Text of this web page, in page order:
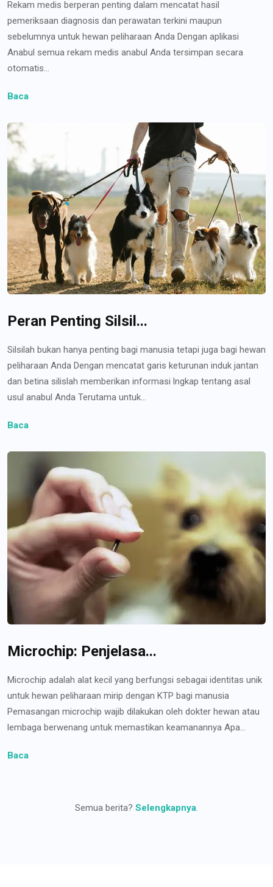
Rekam medis berperan penting dalam mencatat hasil
pemeriksaan diagnosis dan perawatan terkini maupun
sebelumnya untuk hewan peliharaan Anda Dengan aplikasi
Anabul semua rekam medis anabul Anda tersimpan secara
otomatis...
Baca
Peran Penting Silsil...
Silsilah bukan hanya penting bagi manusia tetapi juga bagi hewan
peliharaan Anda Dengan mencatat garis keturunan induk jantan
dan betina silislah memberikan informasi lngkap tentang asal
usul anabul Anda Terutama untuk...
Baca
Microchip: Penjelasa...
Microchip adalah alat kecil yang berfungsi sebagai identitas unik
untuk hewan peliharaan mirip dengan KTP bagi manusia
Pemasangan microchip wajib dilakukan oleh dokter hewan atau
lembaga berwenang untuk memastikan keamanannya Apa...
Baca
Semua berita? Selengkapnya